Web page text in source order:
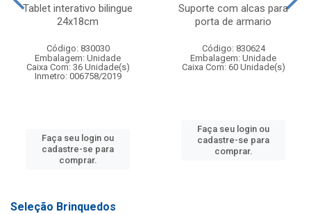
Tablet interativo bilingue
24x18cm
Código: 830030
Embalagem: Unidade
Caixa Com: 36 Unidade(s)
Inmetro: 006758/2019
Faça seu login ou
cadastre-se para
comprar.
Suporte com alcas para
porta de armario
Código: 830624
Embalagem: Unidade
Caixa Com: 60 Unidade(s)
Faça seu login ou
cadastre-se para
comprar.
Seleção Brinquedos